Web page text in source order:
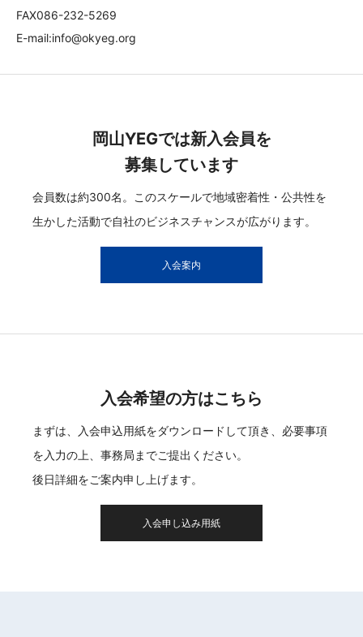
FAX086-232-5269
E-mail:info@okyeg.org
岡山YEGでは新入会員を
募集しています
会員数は約300名。このスケールで地域密着性・公共性を
生かした活動で自社のビジネスチャンスが広がります。
入会案内
入会希望の方はこちら
まずは、入会申込用紙をダウンロードして頂き、必要事項
を入力の上、事務局までご提出ください。
後日詳細をご案内申し上げます。
入会申し込み用紙